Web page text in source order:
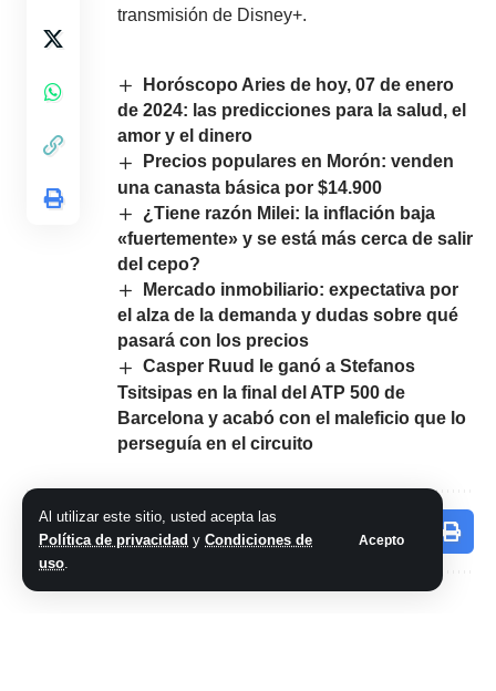
Al utilizar este sitio, usted acepta las
Política de privacidad y Condiciones de
uso.
Acepto
transmisión de Disney+.
Horóscopo Aries de hoy, 07 de enero
de 2024: las predicciones para la salud, el
amor y el dinero
Precios populares en Morón: venden
una canasta básica por $14.900
¿Tiene razón Milei: la inflación baja
«fuertemente» y se está más cerca de salir
del cepo?
Mercado inmobiliario: expectativa por
el alza de la demanda y dudas sobre qué
pasará con los precios
Casper Ruud le ganó a Stefanos
Tsitsipas en la final del ATP 500 de
Barcelona y acabó con el maleficio que lo
perseguía en el circuito
Comparte este artículo